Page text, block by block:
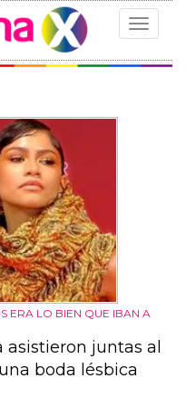
Toggle
ERA LO BIEN QUE IBAN A
asistieron juntas al
boda lésbica